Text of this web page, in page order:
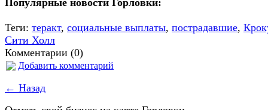
Теги: теракт, социальные выплаты, пострадавшие,
Сити Холл
Комментарии (0)
Добавить комментарий
← Назад